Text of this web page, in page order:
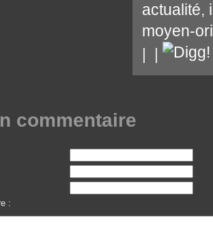
actualité,
moyen-
commentaire
: